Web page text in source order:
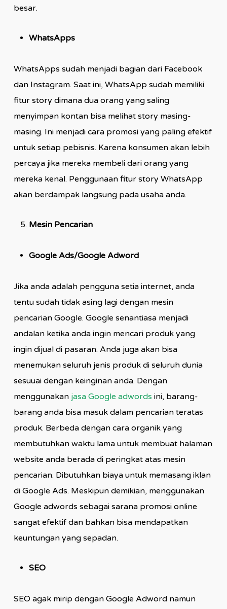
besar.
WhatsApps
WhatsApps sudah menjadi bagian dari Facebook
dan Instagram. Saat ini, WhatsApp sudah memiliki
fitur story dimana dua orang yang saling
menyimpan kontan bisa melihat story masing-
masing. Ini menjadi cara promosi yang paling efektif
untuk setiap pebisnis. Karena konsumen akan lebih
percaya jika mereka membeli dari orang yang
mereka kenal. Penggunaan fitur story WhatsApp
akan berdampak langsung pada usaha anda.
Mesin Pencarian
Google Ads/Google Adword
Jika anda adalah pengguna setia internet, anda
tentu sudah tidak asing lagi dengan mesin
pencarian Google. Google senantiasa menjadi
andalan ketika anda ingin mencari produk yang
ingin dijual di pasaran. Anda juga akan bisa
menemukan seluruh jenis produk di seluruh dunia
sesuuai dengan keinginan anda. Dengan
menggunakan jasa Google adwords ini, barang-
barang anda bisa masuk dalam pencarian teratas
produk. Berbeda dengan cara organik yang
membutuhkan waktu lama untuk membuat halaman
website anda berada di peringkat atas mesin
pencarian. Dibutuhkan biaya untuk memasang iklan
di Google Ads. Meskipun demikian, menggunakan
Google adwords sebagai sarana promosi online
sangat efektif dan bahkan bisa mendapatkan
keuntungan yang sepadan.
SEO
SEO agak mirip dengan Google Adword namun